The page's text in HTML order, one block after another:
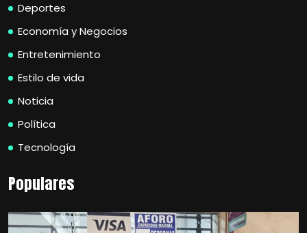
Deportes
Economía y Negocios
Entretenimiento
Estilo de vida
Noticia
Política
Tecnología
Populares